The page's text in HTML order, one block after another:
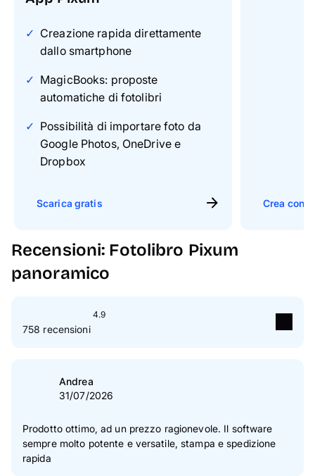
Creazione rapida direttamente
dallo smartphone
MagicBooks: proposte
automatiche di fotolibri
Possibilità di importare foto da
Google Photos, OneDrive e
Dropbox
Scarica gratis Crea con
Recensioni: Fotolibro Pixum
panoramico
4.9
758 recensioni
2
stelle
1 stelle 0 %
Andrea
31/07/2026
Prodotto ottimo, ad un prezzo ragionevole. Il software
sempre molto potente e versatile, stampa e spedizione
rapida